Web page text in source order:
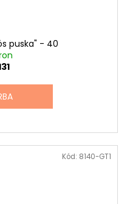
puska" - 40
Kód: 8140-GT1